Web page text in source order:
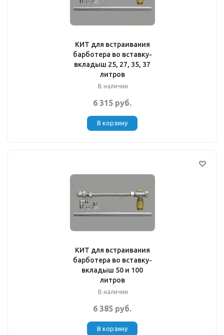
КИТ для встраивания
барботера во вставку-
вкладыш 25, 27, 35, 37
литров
В наличии
6 315 руб.
В корзину
КИТ для встраивания
барботера во вставку-
вкладыш 50 и 100
литров
В наличии
6 385 руб.
В корзину